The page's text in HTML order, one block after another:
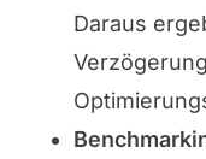
Daraus